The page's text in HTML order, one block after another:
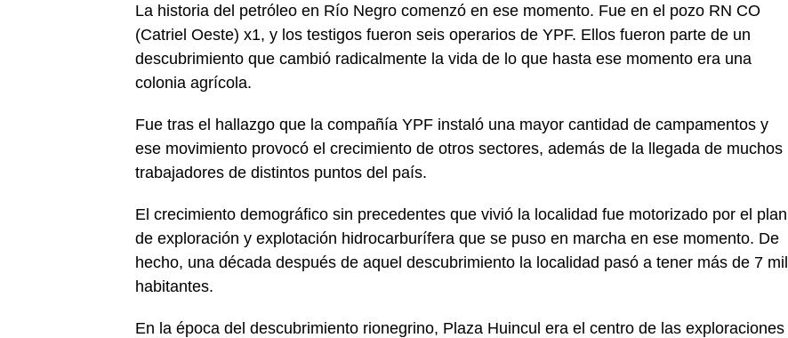
La historia del petróleo en Río Negro comenzó en ese momento. Fue en el pozo RN CO
(Catriel Oeste) x1, y los testigos fueron seis operarios de YPF. Ellos fueron parte de un
descubrimiento que cambió radicalmente la vida de lo que hasta ese momento era una
colonia agrícola.
Fue tras el hallazgo que la compañía YPF instaló una mayor cantidad de campamentos y
ese movimiento provocó el crecimiento de otros sectores, además de la llegada de muchos
trabajadores de distintos puntos del país.
El crecimiento demográfico sin precedentes que vivió la localidad fue motorizado por el plan
de exploración y explotación hidrocarburífera que se puso en marcha en ese momento. De
hecho, una década después de aquel descubrimiento la localidad pasó a tener más de 7 mil
habitantes.
En la época del descubrimiento rionegrino, Plaza Huincul era el centro de las exploraciones